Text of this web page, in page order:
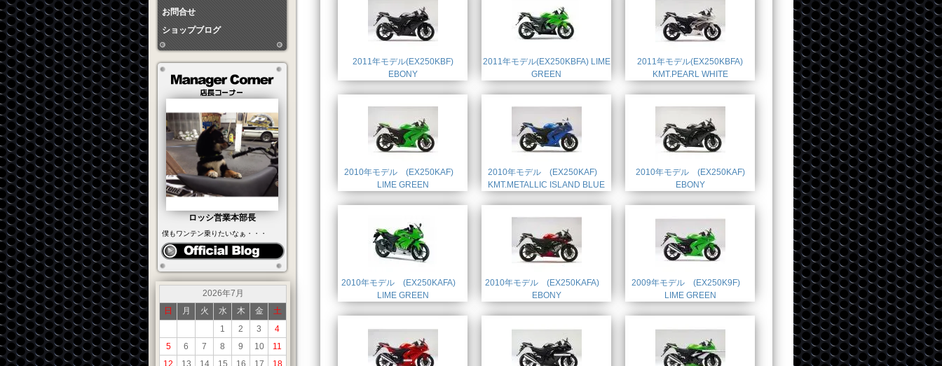
お問合せ
ショップブログ
ロッシ営業本部長
僕もワンテン乗りたいなぁ・・・
2026年7月
日
月 火 水 木 金
土
1
2 3
4
5
6 7 8 9 10
11
12
13 14 15 16 17
18
2011年モデル(EX250KBF)
EBONY
2011年モデル(EX250KBFA) LIME
GREEN
2011年モデル(EX250KBFA)
KMT.PEARL WHITE
2010年モデル (EX250KAF)
LIME GREEN
2010年モデル (EX250KAF)
KMT.METALLIC ISLAND BLUE
2010年モデル (EX250KAF)
EBONY
2010年モデル (EX250KAFA)
LIME GREEN
2010年モデル (EX250KAFA)
EBONY
2009年モデル (EX250K9F)
LIME GREEN